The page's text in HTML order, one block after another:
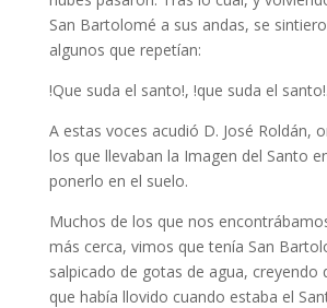
San Bartolomé a sus andas, se
algunos que repetían:
!Que suda el santo!, !que suda el santo!.
A estas voces acudió D. José Roldán,
los que llevaban la Imagen del Santo
ponerlo en el suelo.
Muchos de los que nos
más cerca, vimos que tenía San
salpicado de gotas de agua, creyendo
que había llovido cuando estaba el